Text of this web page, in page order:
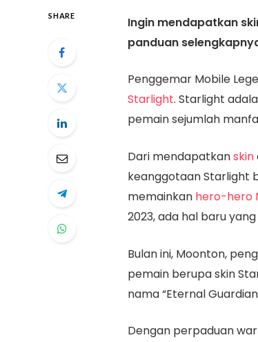
SHARE
Ingin mendapatkan
panduan
Penggemar Mobile
Starlight. Starlight
pemain sejumlah
Dari mendapatkanskin
keanggotaan Starlight
memainkan hero-hero
2023, ada hal baru
Bulan ini, Moonton,
pemain berupa skin
nama “Eternal
Dengan perpaduan